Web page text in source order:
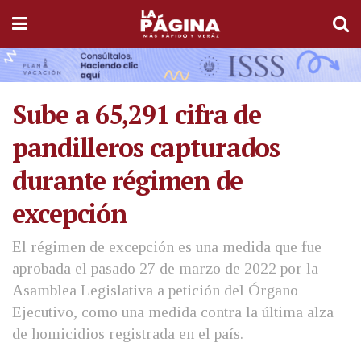
Sube a 65,291 cifra de
pandilleros capturados
durante régimen de
excepción
El régimen de excepción es una medida que fue
aprobada el pasado 27 de marzo de 2022 por la
Asamblea Legislativa a petición del Órgano
Ejecutivo, como una medida contra la última alza
de homicidios registrada en el país.